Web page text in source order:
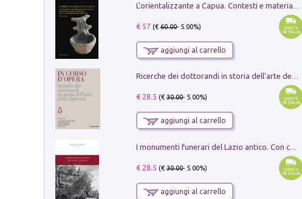
€ 57 (€60.00- 5.00%)
aggiungi al carrello
Ricerche dei dottorandi in storia dell'arte della Sapienza
€ 28.5 (€30.00- 5.00%)
aggiungi al carrello
I monumenti funerari del Lazio antico. Con cartella con tavole
€ 28.5 (€30.00- 5.00%)
aggiungi al carrello